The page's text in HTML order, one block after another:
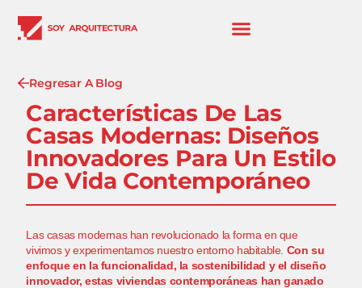
Regresar A Blog
Características De Las
Casas Modernas: Diseños
Innovadores Para Un Estilo
De Vida Contemporáneo
Las casas modernas han revolucionado la forma en que
vivimos y experimentamos nuestro entorno habitable. Con su
enfoque en la funcionalidad, la sostenibilidad y el diseño
innovador, estas viviendas contemporáneas han ganado